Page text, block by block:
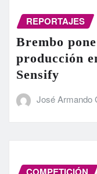
REPORTAJES
Brembo
producción
Sensify
José Armando